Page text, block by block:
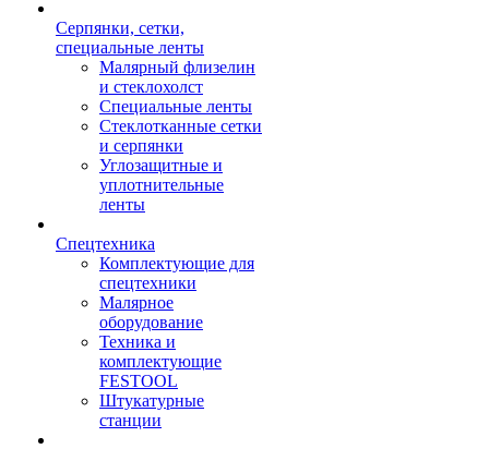
Серпянки, сетки,
специальные ленты
Малярный флизелин
и стеклохолст
Специальные ленты
Стеклотканные сетки
и серпянки
Углозащитные и
уплотнительные
ленты
Спецтехника
Комплектующие для
спецтехники
Малярное
оборудование
Техника и
комплектующие
FESTOOL
Штукатурные
станции